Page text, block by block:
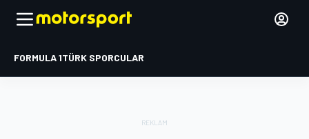
FORMULA 1TÜRK SPORCULAR